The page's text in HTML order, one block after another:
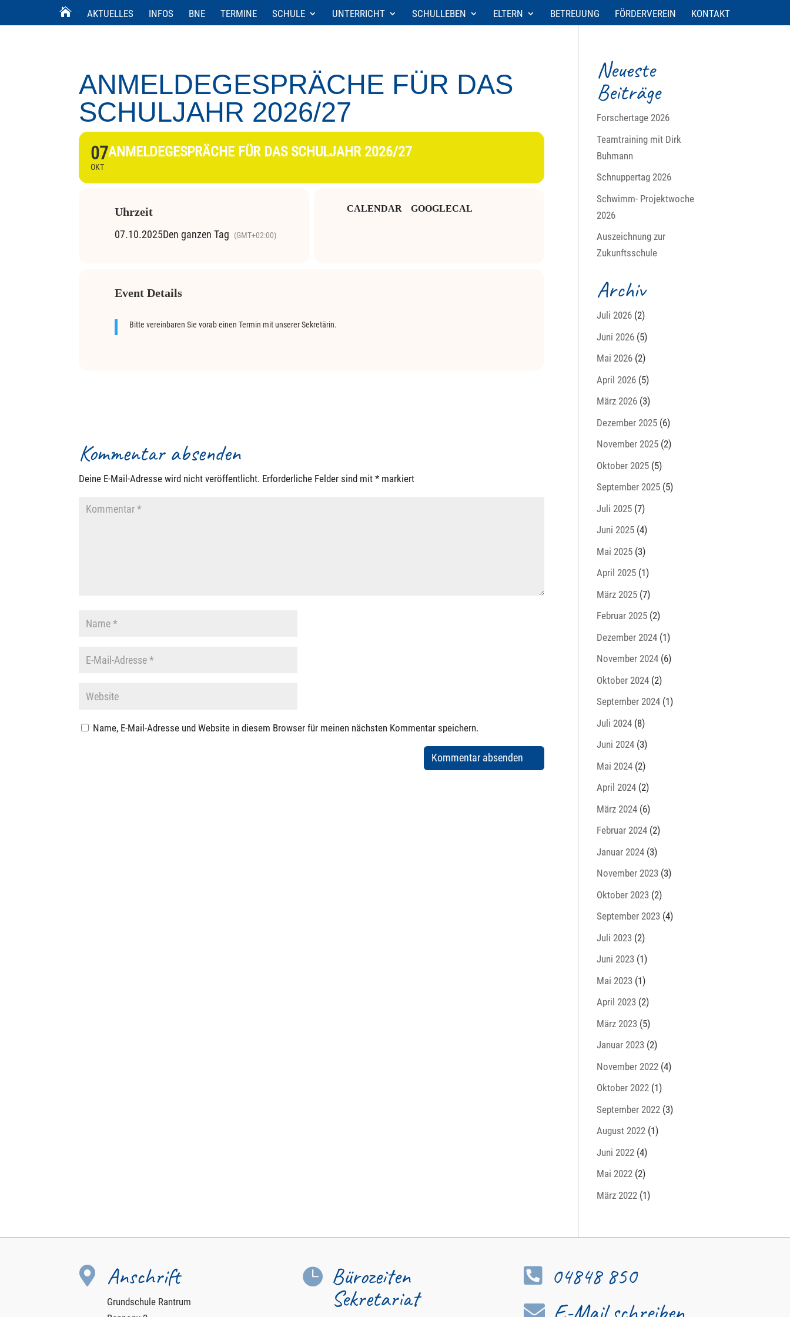
AKTUELLES INFOS BNE TERMINE SCHULE UNTERRICHT SCHULLEBEN ELTERN BETREUUNG FÖRDERVEREIN KONTAKT
ANMELDEGESPRÄCHE FÜR DAS
SCHULJAHR 2026/27
07
OKT
ANMELDEGESPRÄCHE FÜR DAS SCHULJAHR 2026/27
Uhrzeit
07.10.2025Den ganzen Tag (GMT+02:00)
CALENDAR GOOGLECAL
Event Details
Bitte vereinbaren Sie vorab einen Termin mit unserer Sekretärin.
Kommentar absenden
Deine E-Mail-Adresse wird nicht veröffentlicht. Erforderliche Felder sind mit* markiert
Name, E-Mail-Adresse und Website in diesem Browser für meinen nächsten Kommentar speichern.
Neueste
Beiträge
Forschertage 2026
Teamtraining mit Dirk
Buhmann
Schnuppertag 2026
Schwimm- Projektwoche
2026
Auszeichnung zur
Zukunftsschule
Archiv
Juli 2026 (2)
Juni 2026 (5)
Mai 2026 (2)
April 2026 (5)
März 2026 (3)
Dezember 2025 (6)
November 2025 (2)
Oktober 2025 (5)
September 2025 (5)
Juli 2025 (7)
Juni 2025 (4)
Mai 2025 (3)
April 2025 (1)
März 2025 (7)
Februar 2025 (2)
Dezember 2024 (1)
November 2024 (6)
Oktober 2024 (2)
September 2024 (1)
Juli 2024 (8)
Juni 2024 (3)
Mai 2024 (2)
April 2024 (2)
März 2024 (6)
Februar 2024 (2)
Januar 2024 (3)
November 2023 (3)
Oktober 2023 (2)
September 2023 (4)
Juli 2023 (2)
Juni 2023 (1)
Mai 2023 (1)
April 2023 (2)
März 2023 (5)
Januar 2023 (2)
November 2022 (4)
Oktober 2022 (1)
September 2022 (3)
August 2022 (1)
Juni 2022 (4)
Mai 2022 (2)
März 2022 (1)
 Anschrift
Grundschule Rantrum
 Bürozeiten
Sekretariat
 04848 850
